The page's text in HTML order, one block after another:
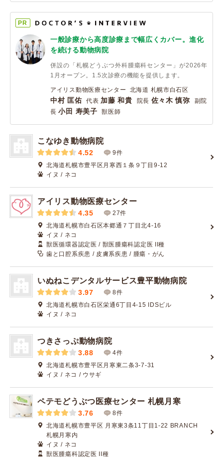
PR
一般診療から高度診療まで幅広くカバー。進化
を続ける動物病院
併設の「札幌どうぶつ外科腫瘍科センター」が2026年
1月オープン。1.5次診療の機能を提供します。
アイリス動物医療センター 北海道 札幌市白石区
中村 匡佑 代表 加藤 和貴 院⻑ 佐々⽊ 慎弥
副院
⻑⼩⽥ 寿美⼦ 獣医師
こなゆき動物病院
4.52
9件
北海道札幌市豊平区月寒西１条９丁目9-12
イヌ / ネコ
アイリス動物医療センター
4.35
27件
北海道札幌市白石区本郷通７丁目北4-16
イヌ / ネコ
獣医循環器認定医 / 獣医腫瘍科認定医 II種
歯と口腔系疾患 / 皮膚系疾患 / 腫瘍・がん
いぬねこデンタルサービス豊平動物病院
3.97
8件
北海道札幌市白石区栄通6丁目4-15 IDSビル
イヌ / ネコ
つきさっぷ動物病院
3.88
4件
北海道札幌市豊平区月寒東二条3-7-31
イヌ / ネコ / ウサギ
ペテモどうぶつ医療センター 札幌月寒
3.76
8件
北海道札幌市豊平区 月寒東3条11丁目1-22 BRANCH
札幌月寒内
イヌ / ネコ
獣医腫瘍科認定医 II種